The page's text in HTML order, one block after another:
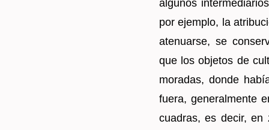
al­gu­nos
por ejem­plo, la
ate­nuar­se, se
que los ob­je­tos de
mo­ra­das, donde
fuera, ge­ne­ral­men­te
cua­dras, es decir,